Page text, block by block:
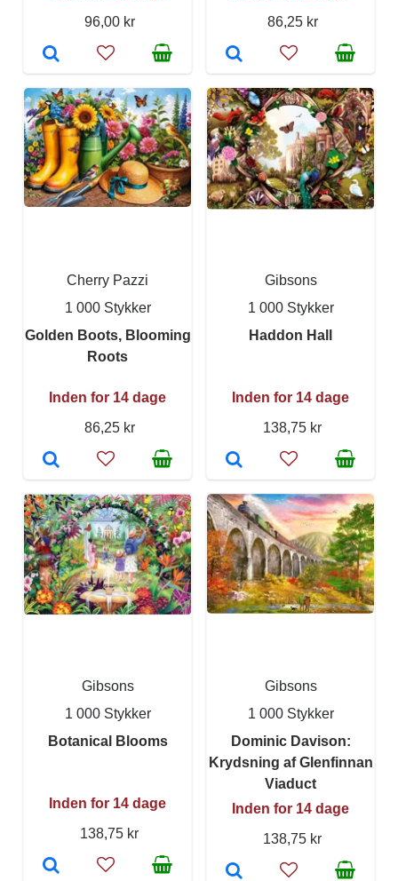
96,00 kr
86,25 kr
Cherry Pazzi
1 000 Stykker
Golden Boots, Blooming
Roots
Inden for 14 dage
86,25 kr
Gibsons
1 000 Stykker
Haddon Hall
Inden for 14 dage
138,75 kr
Gibsons
1 000 Stykker
Botanical Blooms
Inden for 14 dage
138,75 kr
Gibsons
1 000 Stykker
Dominic Davison:
Krydsning af Glenfinnan
Viaduct
Inden for 14 dage
138,75 kr